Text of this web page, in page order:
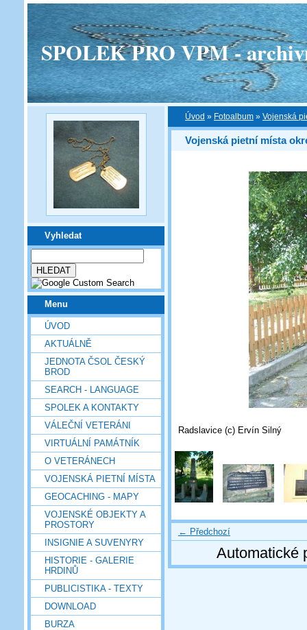
SPOLEK PRO VPM -
Vyhledat
Menu
ÚVOD
AKTUÁLNĚ
JEDNOTA ČSOL ČESKÝ
BROD
SEARCH - LANGUAGE
SPOLEK A KONTAKTY
VÁLEČNÍ VETERÁNI
VIRTUÁLNÍ PAMÁTNÍK
O VETERÁNECH
VOJENSKÁ PIETNÍ MÍSTA
GEOCACHING - MAPY
VOJENSKÉ OBJEKTY A
PROSTORY
INSIGNIE A SUVENYRY
HISTORIE - GALERIE
HRDINŮ
PUBLICISTIKA - TEXTY
DOWNLOAD
BURZA
Úvod » Fotoalbum » Vojenská
Vojenská pietní místa
Radslavice (c) Ervín Silný
← Předchozí
Automatické